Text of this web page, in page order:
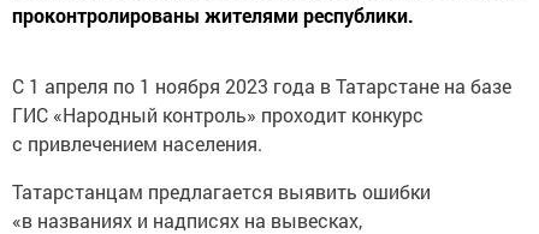
проконтролированы жителями республики.
С 1 апреля по 1 ноября 2023 года в Татарстане на базе
ГИС «Народный контроль» проходит конкурс
с привлечением населения.
Татарстанцам предлагается выявить ошибки
«в названиях и надписях на вывесках,